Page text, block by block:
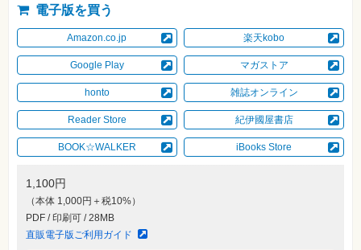
コ
ン・
ホ
ビ
ー
Club
Impress
グ
イ
ン
カ
シ
リ
電子版を買う
Amazon.co.jp 楽天kobo
Google Play マガストア
honto 雑誌オンライン
Reader Store 紀伊國屋書店
BOOK☆WALKER iBooks Store
1,100円
（本体 1,000円＋税10%）
PDF / 印刷可 / 28MB
直販電子版ご利用ガイド